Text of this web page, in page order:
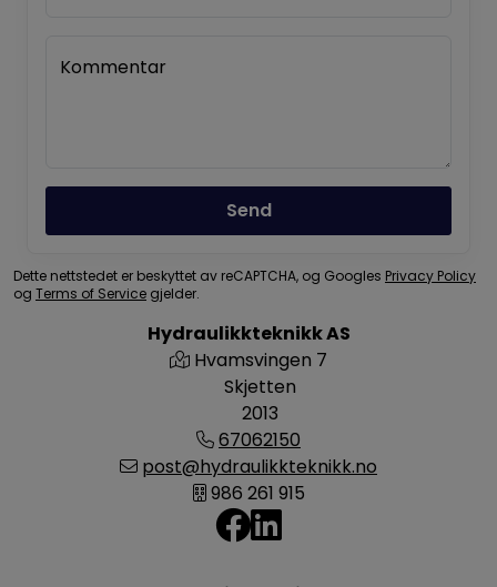
Hydraulikkteknikk AS
Hvamsvingen 7
Skjetten
2013
67062150
post@hydraulikkteknikk.no
986 261 915
Kommentar
Send
Dette nettstedet er beskyttet av reCAPTCHA, og Googles Privacy Policy
og Terms of Service gjelder.